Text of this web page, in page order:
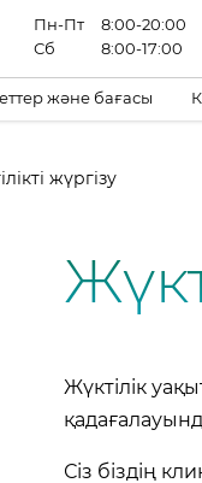
Пн-Пт
8:00-20:00
Сб
8:00-17:00
және бағасы
жүргізу
Жүктілік
Сіз біздің